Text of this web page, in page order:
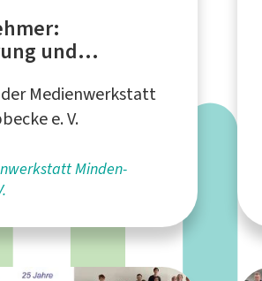
und
Medienwerkstatt
e. V.
Minden-